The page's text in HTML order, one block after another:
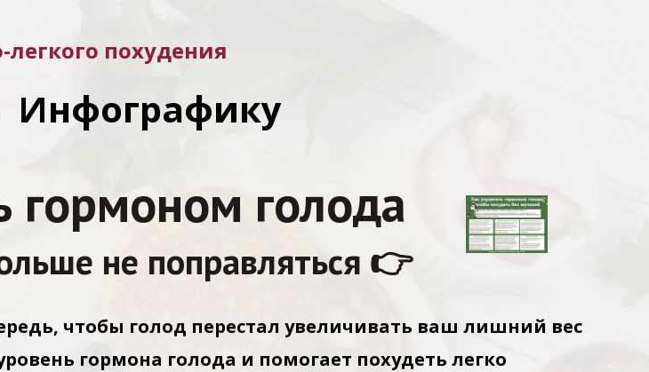
легкого похудения​
Инфографику
гормоном голода
не поправляться 👉
чтобы голод перестал увеличивать ваш лишний вес
гормона голода и помогает похудеть легко